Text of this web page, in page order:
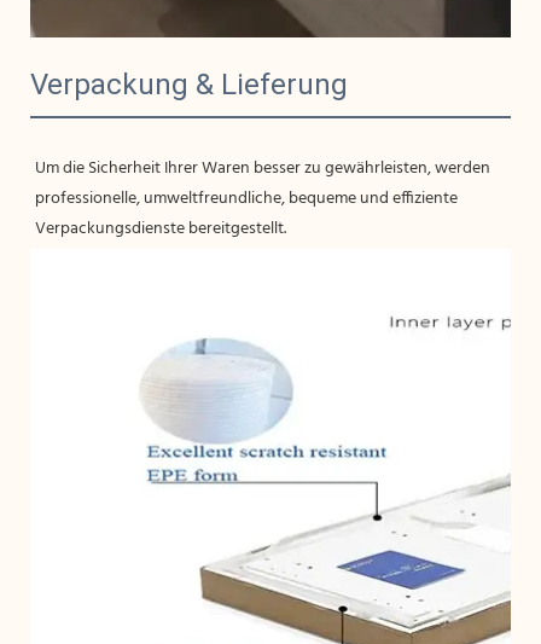
Verpackung & Lieferung
Um die Sicherheit Ihrer Waren besser zu gewährleisten, werden
professionelle, umweltfreundliche, bequeme und effiziente